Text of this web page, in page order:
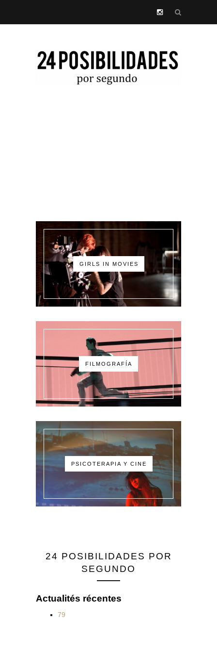
GIRLS IN MOVIES
FILMOGRAFÍA
PSICOTERAPIA Y CINE
24 POSIBILIDADES POR
SEGUNDO
Actualités récentes
79